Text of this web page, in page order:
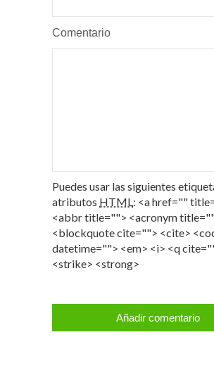
Comentario
Puedes usar las siguientes
atributos HTML: <a href=""
<abbr title=""> <acronym
<blockquote cite=""> <cite>
datetime=""> <em> <i> <q
<strike> <strong>